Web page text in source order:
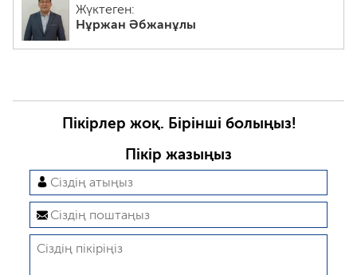
Жүктеген:
Нұржан Әбжанұлы
Пікірлер жоқ. Бірінші болыңыз!
Пікір жазыңыз